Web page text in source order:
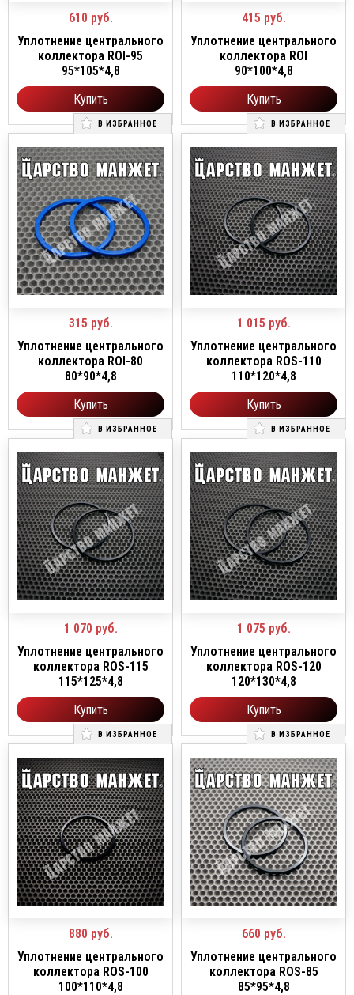
610 руб.
Уплотнение центрального
коллектора ROI-95
95*105*4,8
Купить
415 руб.
Уплотнение центрального
коллектора ROI
90*100*4,8
Купить
В ИЗБРАННОЕ
315 руб.
Уплотнение центрального
коллектора ROI-80
80*90*4,8
Купить
В ИЗБРАННОЕ
1 015 руб.
Уплотнение центрального
коллектора ROS-110
110*120*4,8
Купить
В ИЗБРАННОЕ
1 070 руб.
Уплотнение центрального
коллектора ROS-115
115*125*4,8
Купить
В ИЗБРАННОЕ
1 075 руб.
Уплотнение центрального
коллектора ROS-120
120*130*4,8
Купить
В ИЗБРАННОЕ
880 руб.
Уплотнение центрального
коллектора ROS-100
100*110*4,8
В ИЗБРАННОЕ
660 руб.
Уплотнение центрального
коллектора ROS-85
85*95*4,8